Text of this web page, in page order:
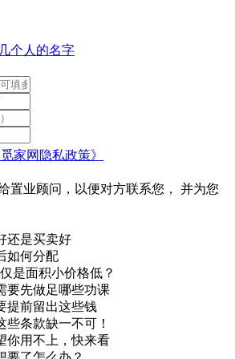
个人的名字
觅家网隐私政策》
置业顾问，以便对方联系您， 并为您
还是买卖好
如何分配
是面积小价格低？
要先做足哪些功课
提前留出这些钱
条款缺一不可！
你用不上，快来看